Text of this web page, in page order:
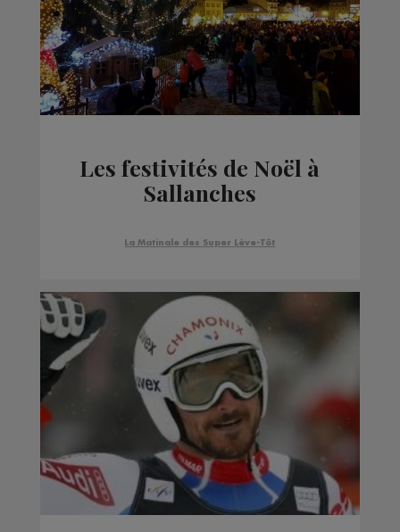
Les festivités de Noël à
Sallanches
La Matinale des Super Lève-Tôt